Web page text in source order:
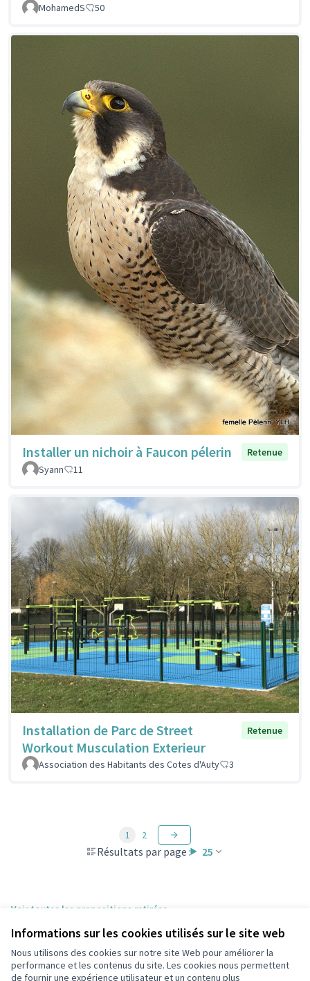
Informations sur les cookies utilisés sur le site web
Nous utilisons des cookies sur notre site Web pour améliorer la
performance et les contenus du site. Les cookies nous permettent
de fournir une expérience utilisateur et un contenu plus
MohamedS 50
Installer un nichoir à Faucon pélerin
Retenue
Syann
11
Installation de Parc de Street
Workout Musculation Exterieur
Retenue
Association des Habitants des Cotes d'Auty 3
Résultats par page : 25
1 2
Voir toutes les propositions retirées
Conditions d'utilisation
Paramètres des cookies